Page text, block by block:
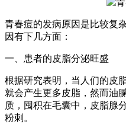
青春痘的发病原因是比较复
因有下几方面：
一、患者的皮脂分泌旺盛
根据研究表明，当人们的皮
就会产生更多皮脂，然而油
质，囤积在毛囊中，皮脂腺
粉刺。